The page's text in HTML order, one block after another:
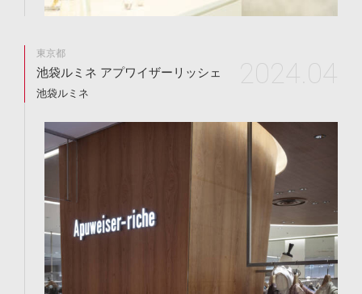
東京都
池袋ルミネ アプワイザーリッシェ
池袋ルミネ 2024.04